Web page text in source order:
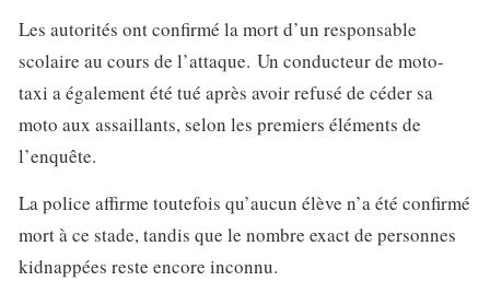
Les autorités ont confirmé la mort d’un responsable
scolaire au cours de l’attaque. Un conducteur de moto-
taxi a également été tué après avoir refusé de céder sa
moto aux assaillants, selon les premiers éléments de
l’enquête.
La police affirme toutefois qu’aucun élève n’a été confirmé
mort à ce stade, tandis que le nombre exact de personnes
kidnappées reste encore inconnu.